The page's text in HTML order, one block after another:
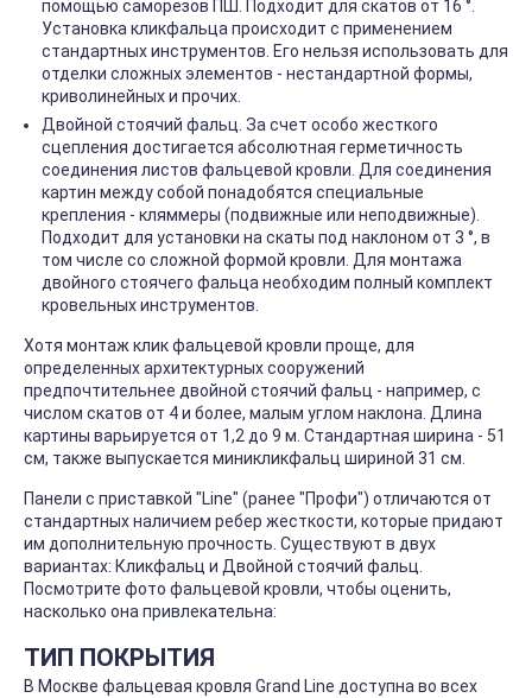
помощью саморезов ПШ. Подходит для скатов от 16 °.
Установка кликфальца происходит с применением
стандартных инструментов. Его нельзя использовать для
отделки сложных элементов - нестандартной формы,
криволинейных и прочих.
Двойной стоячий фальц. За счет особо жесткого
сцепления достигается абсолютная герметичность
соединения листов фальцевой кровли. Для соединения
картин между собой понадобятся специальные
крепления - кляммеры (подвижные или неподвижные).
Подходит для установки на скаты под наклоном от 3 °, в
том числе со сложной формой кровли. Для монтажа
двойного стоячего фальца необходим полный комплект
кровельных инструментов.
Хотя монтаж клик фальцевой кровли проще, для
определенных архитектурных сооружений
предпочтительнее двойной стоячий фальц - например, с
числом скатов от 4 и более, малым углом наклона. Длина
картины варьируется от 1,2 до 9 м. Стандартная ширина - 51
см, также выпускается миникликфальц шириной 31 см.
Панели с приставкой "Line" (ранее "Профи") отличаются от
стандартных наличием ребер жесткости, которые придают
им дополнительную прочность. Существуют в двух
вариантах: Кликфальц и Двойной стоячий фальц.
Посмотрите фото фальцевой кровли, чтобы оценить,
насколько она привлекательна:
ТИП ПОКРЫТИЯ
В Москве фальцевая кровля Grand Line доступна во всех